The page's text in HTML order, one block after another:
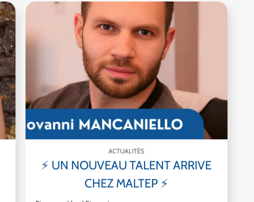
ACTUALITÉS
⚡ UN NOUVEAU TALENT ARRIVE
CHEZ MALTEP ⚡